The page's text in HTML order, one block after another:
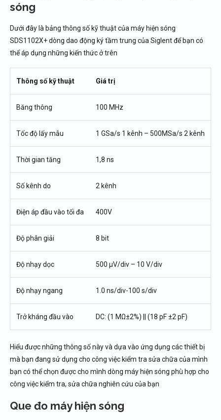
sóng
Dưới đây là bảng thông số kỹ thuật của máy hiện sóng
SDS1102X+ dòng dao động ký tầm trung của Siglent để bạn có
thể áp dụng những kiến thức ở trên
Thông số kỹ thuật Giá trị
Băng thông 100 MHz
Tốc độ lấy mẫu 1 GSa/s 1 kênh – 500MSa/s 2 kênh
Thời gian tăng 1,8 ns
Số kênh do 2 kênh
Điện áp đầu vào tối đa 400V
Độ phân giải 8 bit
Độ nhạy dọc 500 μV/div – 10 V/div
Độ nhạy ngang 1.0 ns/div-100 s/div
Trở kháng đầu vào DC: (1 MΩ±2%) || (18 pF ±2 pF)
Hiểu được những thông số này và dựa vào ứng dụng các thiết bị
mà bạn đang sử dụng cho công việc kiểm tra sửa chữa của mình
bạn có thể chọn được cho mình dòng máy hiện sóng phù hợp cho
công việc kiểm tra, sửa chữa nghiên cứu của bạn
Que đo máy hiện sóng